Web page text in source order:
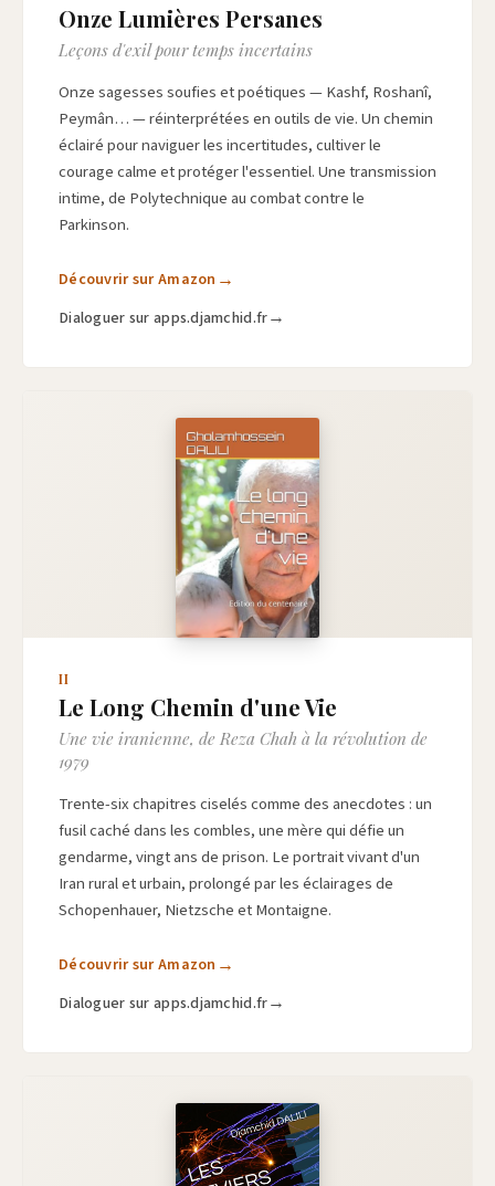
Onze Lumières Persanes
Leçons d'exil pour temps incertains
Onze sagesses soufies et poétiques — Kashf, Roshanî,
Peymân… — réinterprétées en outils de vie. Un chemin
éclairé pour naviguer les incertitudes, cultiver le
courage calme et protéger l'essentiel. Une transmission
intime, de Polytechnique au combat contre le
Parkinson.
Découvrir sur Amazon
Dialoguer sur apps.djamchid.fr
II
Le Long Chemin d'une Vie
Une vie iranienne, de Reza Chah à la révolution de
1979
Trente-six chapitres ciselés comme des anecdotes : un
fusil caché dans les combles, une mère qui défie un
gendarme, vingt ans de prison. Le portrait vivant d'un
Iran rural et urbain, prolongé par les éclairages de
Schopenhauer, Nietzsche et Montaigne.
Découvrir sur Amazon
Dialoguer sur apps.djamchid.fr